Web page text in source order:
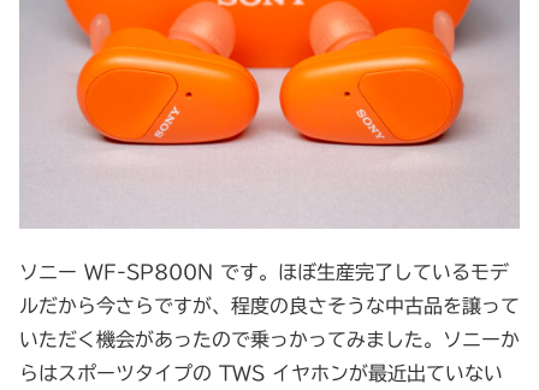
ソニー WF-SP800N です。ほぼ生産完了しているモデ
ルだから今さらですが、程度の良さそうな中古品を譲って
いただく機会があったので乗っかってみました。ソニーか
らはスポーツタイプの TWS イヤホンが最近出ていない